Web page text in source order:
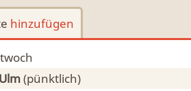
hinzufügen
(pünktlich)